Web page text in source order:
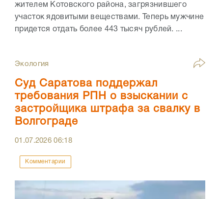
жителем Котовского района, загрязнившего
участок ядовитыми веществами. Теперь мужчине
придется отдать более 443 тысяч рублей. ...
Экология
Суд Саратова поддержал
требования РПН о взыскании с
застройщика штрафа за свалку в
Волгограде
01.07.202606:18
Комментарии